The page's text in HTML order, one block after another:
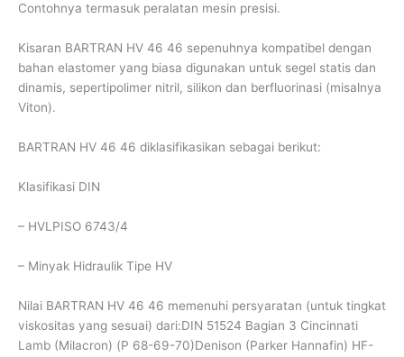
Contohnya termasuk peralatan mesin presisi.
Kisaran BARTRAN HV 46 46 sepenuhnya kompatibel dengan
bahan elastomer yang biasa digunakan untuk segel statis dan
dinamis, sepertipolimer nitril, silikon dan berfluorinasi (misalnya
Viton).
BARTRAN HV 46 46 diklasifikasikan sebagai berikut:
Klasifikasi DIN
– HVLPISO 6743/4
– Minyak Hidraulik Tipe HV
Nilai BARTRAN HV 46 46 memenuhi persyaratan (untuk tingkat
viskositas yang sesuai) dari:DIN 51524 Bagian 3 Cincinnati
Lamb (Milacron) (P 68-69-70)Denison (Parker Hannafin) HF-